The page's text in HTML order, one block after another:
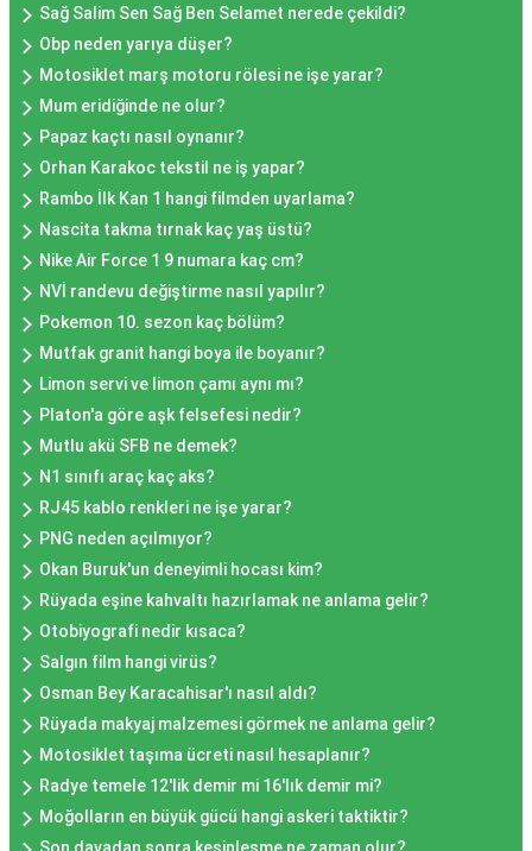
Sağ Salim Sen Sağ Ben Selamet nerede çekildi?
Obp neden yarıya düşer?
Motosiklet marş motoru rölesi ne işe yarar?
Mum eridiğinde ne olur?
Papaz kaçtı nasıl oynanır?
Orhan Karakoc tekstil ne iş yapar?
Rambo İlk Kan 1 hangi filmden uyarlama?
Nascita takma tırnak kaç yaş üstü?
Nike Air Force 1 9 numara kaç cm?
NVİ randevu değiştirme nasıl yapılır?
Pokemon 10. sezon kaç bölüm?
Mutfak granit hangi boya ile boyanır?
Limon servi ve limon çamı aynı mı?
Platon'a göre aşk felsefesi nedir?
Mutlu akü SFB ne demek?
N1 sınıfı araç kaç aks?
RJ45 kablo renkleri ne işe yarar?
PNG neden açılmıyor?
Okan Buruk'un deneyimli hocası kim?
Rüyada eşine kahvaltı hazırlamak ne anlama gelir?
Otobiyografi nedir kısaca?
Salgın film hangi virüs?
Osman Bey Karacahisar'ı nasıl aldı?
Rüyada makyaj malzemesi görmek ne anlama gelir?
Motosiklet taşıma ücreti nasıl hesaplanır?
Radye temele 12'lik demir mi 16'lık demir mi?
Moğolların en büyük gücü hangi askeri taktiktir?